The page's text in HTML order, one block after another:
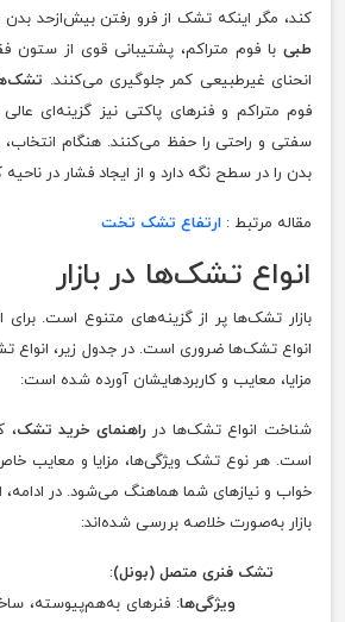
کند، مگر اینکه تشک از فرو رفتن بیش‌ازحد بدن
طبی با فوم متراکم، پشتیبانی قوی از ستون
انحنای غیرطبیعی کمر جلوگیری می‌کنند.
فوم متراکم و فنرهای پاکتی نیز گزینه‌ای
سفتی و راحتی را حفظ می‌کنند. هنگام
بدن را در سطح نگه دارد و از ایجاد فشار در
مقاله مرتبط : ارتفاع تشک تخت
انواع تشک‌ها در بازار
بازار تشک‌ها پر از گزینه‌های متنوع است. برای
انواع تشک‌ها ضروری است. در جدول زیر، انواع
مزایا، معایب و کاربردهایشان آورده شده است:
شناخت انواع تشک‌ها درراهنمای خرید تشک،
است. هر نوع تشک ویژگی‌ها، مزایا و معایب
خواب و نیازهای شما هماهنگ می‌شود. در
بازار به‌صورت خلاصه بررسی شده‌اند:
تشک فنری متصل (بونل):
ویژگی‌ها: فنرهای به‌هم‌پیوسته،